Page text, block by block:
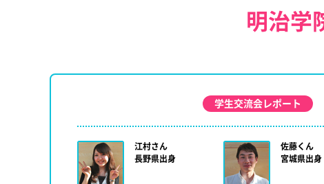
明治学
学生交流会レポート
江村さん
長野県出身
佐藤くん
宮城県出身